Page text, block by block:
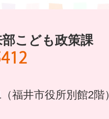
こども政策課
福井市役所別館2階